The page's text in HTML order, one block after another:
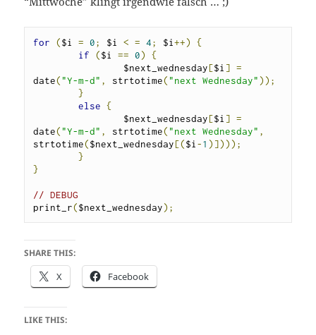
for ($i = 0; $i < = 4; $i++)
{
if
($i == 0)
{
		$next_wednesday
[$i ] =
date( "Y-m-d" , strtotime( "next Wednesday" ));
}
else {
		$next_wednesday
[$i ] =
date( "Y-m-d" , strtotime( "next Wednesday" ,
strtotime($next_wednesday[($i-1 )])));
}
}
// DEBUG
print_r($next_wednesday);
SHARE THIS:
X Facebook
LIKE THIS: